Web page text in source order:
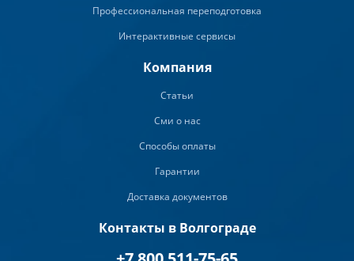
Профессиональная переподготовка
Интерактивные сервисы
Компания
Статьи
Сми о нас
Способы оплаты
Гарантии
Доставка документов
Контакты в Волгограде